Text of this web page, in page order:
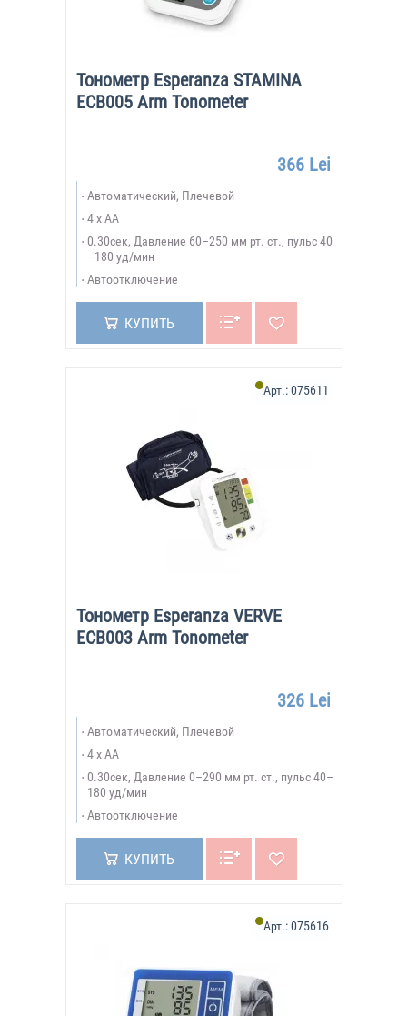
Тонометр Esperanza STAMINA
ECB005 Arm Tonometer
366 Lei
Автоматический, Плечевой
4 x AA
0.30сек, Давление 60–250 мм рт. ст., пульс 40
–180 уд/мин
Автоотключение
КУПИТЬ
Тонометр Esperanza VERVE
ECB003 Arm Tonometer
Арт.:075611
326 Lei
Автоматический, Плечевой
4 x AA
0.30сек, Давление 0–290 мм рт. ст., пульс 40–
180 уд/мин
Автоотключение
КУПИТЬ
Арт.:075616